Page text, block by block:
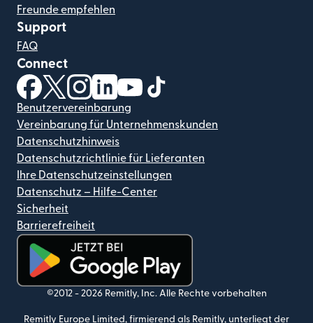
Freunde empfehlen
Support
FAQ
Connect
(wird in einem neuen Fenster geöffnet)
(wird in einem neuen Fenster geöffnet)
(wird in einem neuen Fenster geöffnet)
(wird in einem neuen Fenster geöffnet)
(wird in einem neuen Fenster
Benutzervereinbarung
Vereinbarung für Unternehmenskunden
Datenschutzhinweis
Datenschutzrichtlinie für Lieferanten
Ihre Datenschutzeinstellungen
Datenschutz – Hilfe-Center
Sicherheit
Barrierefreiheit
(wird in einem neuen Fenster geöffnet)
©2012 - 2026 Remitly, Inc. Alle Rechte vorbehalten
Remitly Europe Limited, firmierend als Remitly, unterliegt der